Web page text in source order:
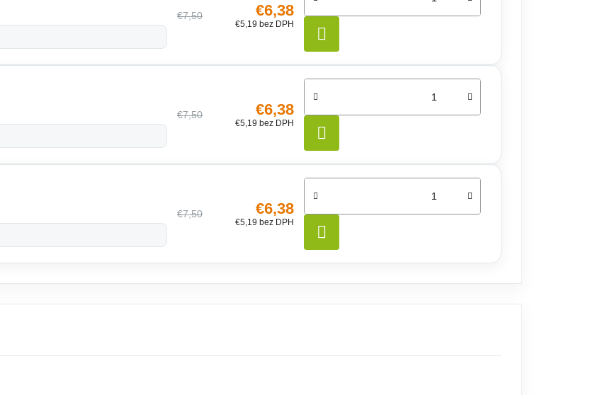
€7,50 €6,38
€5,19 bez DPH
€7,50 €6,38
€5,19 bez DPH
€7,50 €6,38
€5,19 bez DPH